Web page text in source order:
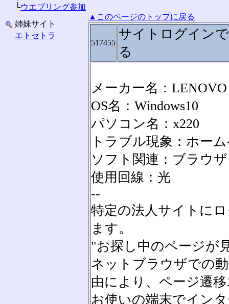
└ウエブリング参加
姉妹サイト
エトセトラ
▲このページのトップに戻る
517455
サイトログイン
る
メーカー名：
OS名：Windows10
パソコン名：x220
トラブル現象：ホー
ソフト関連：ブラウザ
使用回線：光
--
特定の法人サイトに
ます。
"お探し中のページが
ネットブラウザでの
由により、ページ遷
お使いの端末でイン